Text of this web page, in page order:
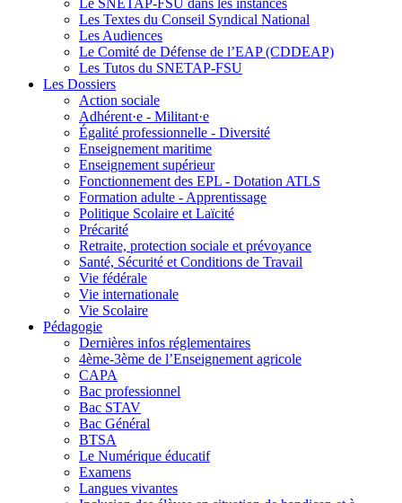
Les Textes du Conseil Syndical National
Les Audiences
Le Comité de Défense de l’EAP (CDDEAP)
Les Tutos du SNETAP-FSU
Les Dossiers
Action sociale
Adhérent·e - Militant·e
Égalité professionnelle - Diversité
Enseignement maritime
Enseignement supérieur
Fonctionnement des EPL - Dotation ATLS
Formation adulte - Apprentissage
Politique Scolaire et Laïcité
Précarité
Retraite, protection sociale et prévoyance
Santé, Sécurité et Conditions de Travail
Vie fédérale
Vie internationale
Vie Scolaire
Pédagogie
Dernières infos réglementaires
4ème-3ème de l’Enseignement agricole
CAPA
Bac professionnel
Bac STAV
Bac Général
BTSA
Le Numérique éducatif
Examens
Langues vivantes